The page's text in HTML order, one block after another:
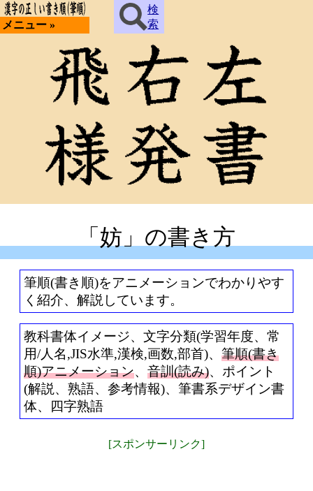
メニュー »
検
索
「妨」の書き方
筆順(書き順)をアニメーションでわかりやす
く紹介、解説しています。
教科書体イメージ、文字分類(学習年度、常
用/人名,JIS水準,漢検,画数,部首)、 筆順(書き
順)アニメーション、 音訓(読み)、ポイント
(解説、熟語、参考情報)、筆書系デザイン書
体、四字熟語
[スポンサーリンク]